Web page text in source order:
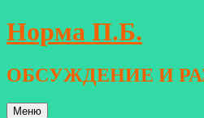
Перейти
к
Норма П.Б.
ОБСУЖДЕНИЕ И
Меню